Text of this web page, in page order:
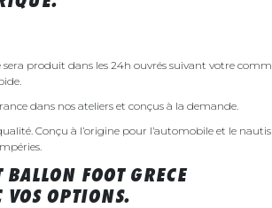
produit dans les 24h ouvrés suivant votre
dans nos ateliers et conçus à la demande.
Conçu à l’origine pour l’automobile et le
BALLON FOOT GRECE
VOS OPTIONS.